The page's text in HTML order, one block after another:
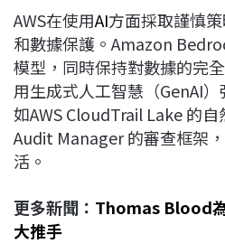
AWS在使用AI方面採取謹慎
和數據保護。Amazon
模型，同時保持對數據的完
用生成式人工智慧（GenAI
如AWS CloudTrail Lake 的自
Audit Manager 的審查框架
活。
更多新聞： Thomas Blood
大推手